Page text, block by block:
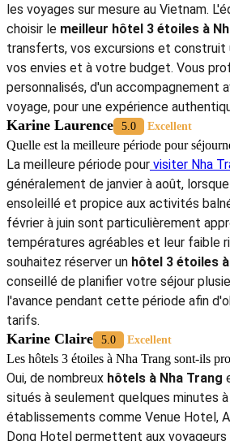
les voyages sur mesure au Vietnam.
choisir le meilleur hôtel 3 étoiles à
transferts, vos excursions et construit
vos envies et à votre budget. Vous
personnalisés, d'un accompagnement
voyage, pour une expérience
Karine Laurence 5.0 Excellent
Quelle est la meilleure période pour
La meilleure période pour visiter Nha
généralement de janvier à août,
ensoleillé et propice aux activités
février à juin sont particulièrement
températures agréables et leur faible
souhaitez réserver un hôtel 3 étoiles
conseillé de planifier votre séjour
l'avance pendant cette période afin
tarifs.
Karine Claire 5.0 Excellent
Les hôtels 3 étoiles à Nha Trang sont-ils
Oui, de nombreux hôtels à Nha Trang
situés à seulement quelques minutes
établissements comme Venue Hotel,
Dong Hotel permettent aux